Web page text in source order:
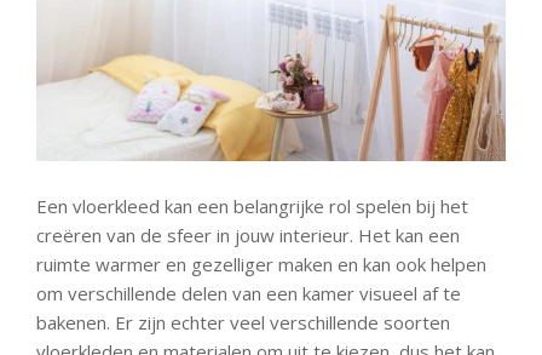
Een vloerkleed kan een belangrijke rol spelen bij het
creëren van de sfeer in jouw interieur. Het kan een
ruimte warmer en gezelliger maken en kan ook helpen
om verschillende delen van een kamer visueel af te
bakenen. Er zijn echter veel verschillende soorten